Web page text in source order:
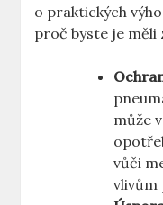
o praktických
proč byste je měli
může
vůči
vlivům